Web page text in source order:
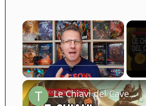
×
Unmute Fullscreen
Le Chiavi del Caveau Aureo: Recensione (Avventura D&D 5e)